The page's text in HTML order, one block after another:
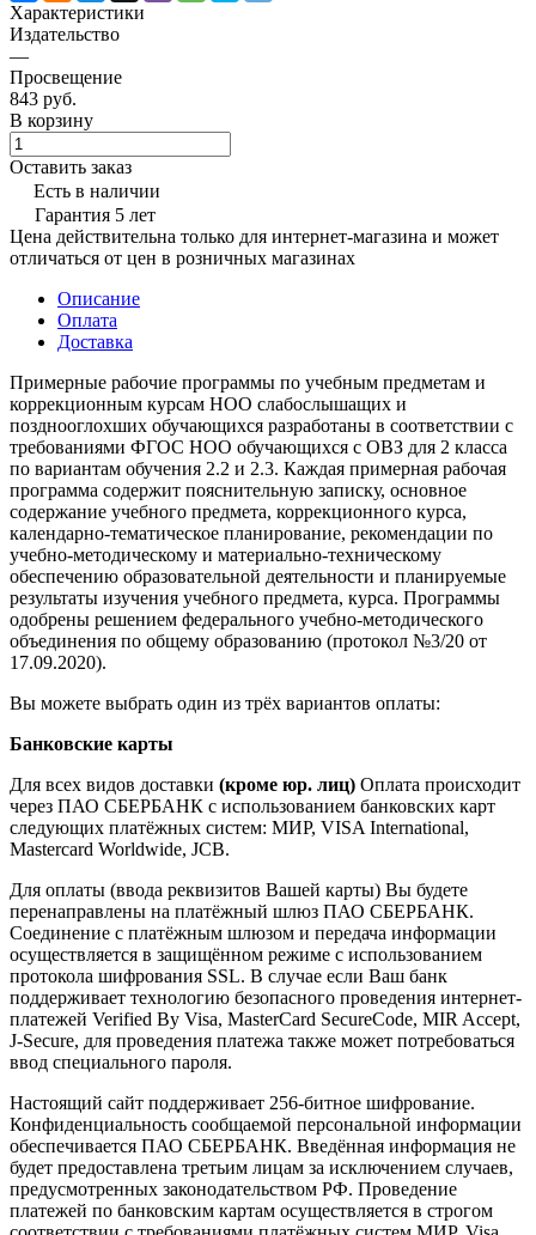
Характеристики
Издательство
—
Просвещение
843 руб.
В корзину
Оставить заказ
Есть в наличии
Гарантия 5 лет
Цена действительна только для интернет-магазина и может
отличаться от цен в розничных магазинах
Описание
Оплата
Доставка
Примерные рабочие программы по учебным предметам и
коррекционным курсам НОО слабослышащих и
позднооглохших обучающихся разработаны в соответствии с
требованиями ФГОС НОО обучающихся с ОВЗ для 2 класса
по вариантам обучения 2.2 и 2.3. Каждая примерная рабочая
программа содержит пояснительную записку, основное
содержание учебного предмета, коррекционного курса,
календарно-тематическое планирование, рекомендации по
учебно-методическому и материально-техническому
обеспечению образовательной деятельности и планируемые
результаты изучения учебного предмета, курса. Программы
одобрены решением федерального учебно-методического
объединения по общему образованию (протокол №3/20 от
17.09.2020).
Вы можете выбрать один из трёх вариантов оплаты:
Банковские карты
Для всех видов доставки (кроме юр. лиц) Оплата происходит
через ПАО СБЕРБАНК с использованием банковских карт
следующих платёжных систем: МИР, VISA International,
Mastercard Worldwide, JCB.
Для оплаты (ввода реквизитов Вашей карты) Вы будете
перенаправлены на платёжный шлюз ПАО СБЕРБАНК.
Соединение с платёжным шлюзом и передача информации
осуществляется в защищённом режиме с использованием
протокола шифрования SSL. В случае если Ваш банк
поддерживает технологию безопасного проведения интернет-
платежей Verified By Visa, MasterCard SecureCode, MIR Accept,
J-Secure, для проведения платежа также может потребоваться
ввод специального пароля.
Настоящий сайт поддерживает 256-битное шифрование.
Конфиденциальность сообщаемой персональной информации
обеспечивается ПАО СБЕРБАНК. Введённая информация не
будет предоставлена третьим лицам за исключением случаев,
предусмотренных законодательством РФ. Проведение
платежей по банковским картам осуществляется в строгом